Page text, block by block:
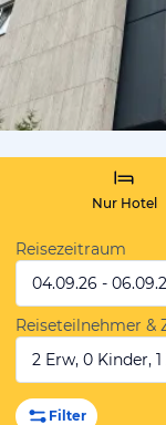
Nur Hotel
Reisezeitraum
04.09.26 -
Reiseteilnehmer &
2 Erw, 0 Kinder, 1
Filter